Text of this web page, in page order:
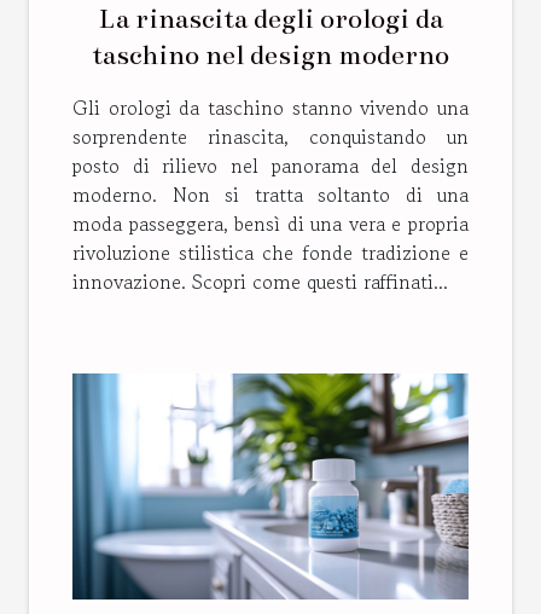
La rinascita degli orologi da
taschino nel design moderno
Gli orologi da taschino stanno vivendo una
sorprendente rinascita, conquistando un
posto di rilievo nel panorama del design
moderno. Non si tratta soltanto di una
moda passeggera, bensì di una vera e propria
rivoluzione stilistica che fonde tradizione e
innovazione. Scopri come questi raffinati...